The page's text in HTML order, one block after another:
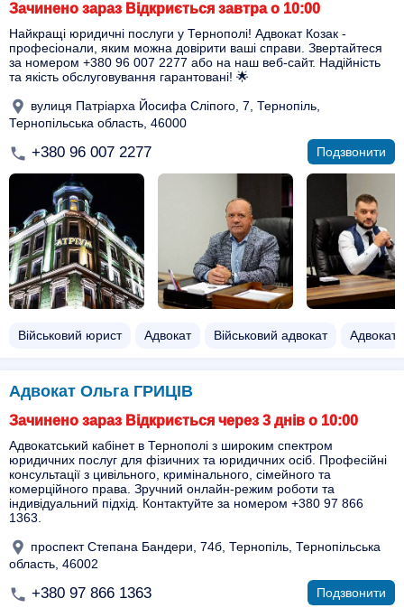
Зачинено зараз Відкриється завтра о 10:00
Найкращі юридичні послуги у Тернополі! Адвокат Козак -
професіонали, яким можна довірити ваші справи. Звертайтеся
за номером +380 96 007 2277 або на наш веб-сайт. Надійність
та якість обслуговування гарантовані! 🌟
вулиця Патріарха Йосифа Сліпого, 7, Тернопіль,
Тернопільська область, 46000
+380 96 007 2277 Подзвонити
Військовий юрист Адвокат Військовий адвокат Адвокат
Адвокат Ольга ГРИЦІВ
Зачинено зараз Відкриється через 3 днів о 10:00
Адвокатський кабінет в Тернополі з широким спектром
юридичних послуг для фізичних та юридичних осіб. Професійні
консультації з цивільного, кримінального, сімейного та
комерційного права. Зручний онлайн-режим роботи та
індивідуальний підхід. Контактуйте за номером +380 97 866
1363.
проспект Степана Бандери, 74б, Тернопіль, Тернопільська
область, 46002
+380 97 866 1363 Подзвонити